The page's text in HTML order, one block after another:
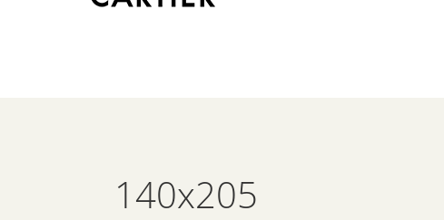
140x205